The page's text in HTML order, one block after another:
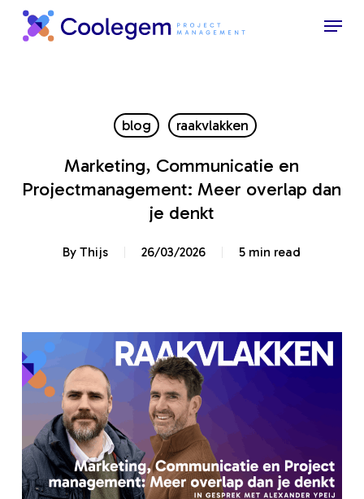
Menu
blog raakvlakken
Marketing, Communicatie en
Projectmanagement: Meer overlap dan
je denkt
By Thijs 26/03/2026 5 min read